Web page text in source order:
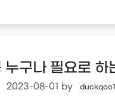
누구나 필요로
2023-08-01 by duckqoo1